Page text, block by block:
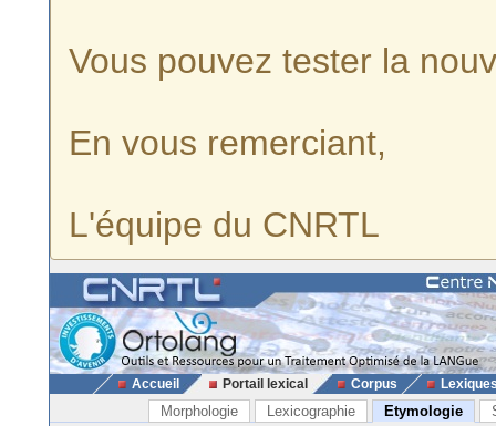
Vous pouvez tester la
En vous remerciant,
L'équipe du CNRTL
Accueil Portail lexical Corpus
Morphologie Lexicographie Etymologie